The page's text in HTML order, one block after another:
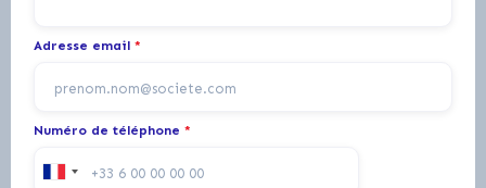
Adresse email *
Numéro de téléphone *